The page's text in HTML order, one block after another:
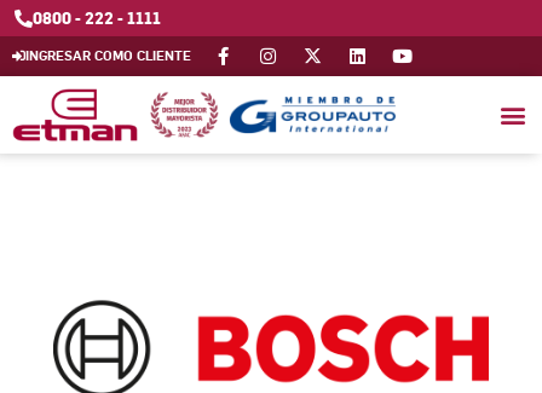
0800 - 222 - 1111
INGRESAR COMO CLIENTE